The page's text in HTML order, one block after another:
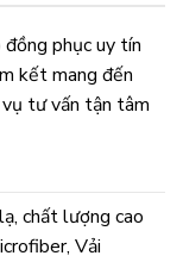
phục uy tín
kết mang đến
vụ tư vấn tận tâm
chất lượng cao
Vải